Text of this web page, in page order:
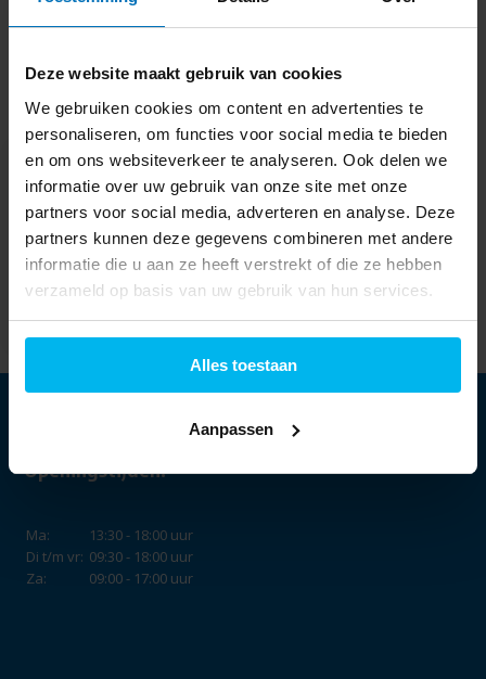
Deze website maakt gebruik van cookies
We gebruiken cookies om content en advertenties te
personaliseren, om functies voor social media te bieden
en om ons websiteverkeer te analyseren. Ook delen we
informatie over uw gebruik van onze site met onze
partners voor social media, adverteren en analyse. Deze
partners kunnen deze gegevens combineren met andere
informatie die u aan ze heeft verstrekt of die ze hebben
verzameld op basis van uw gebruik van hun services.
Alles toestaan
Aanpassen
Delen
Laatst bekeken
Philips Series 3000
Baardtrimmer
37,99
Openingstijden:
Ma:
13:30 - 18:00 uur
Di t/m vr: 09:30 - 18:00 uur
Za:
09:00 - 17:00 uur